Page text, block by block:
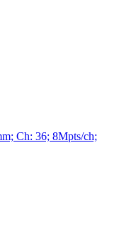
Ch: 36; 8Mpts/ch;